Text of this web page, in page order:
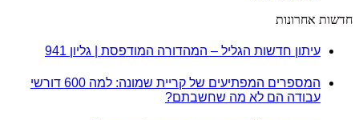
חדשות אחרונות
עיתון חדשות הגליל – המהדורה המודפסת | גליון 941
המספרים המפתיעים של קריית שמונה: למה 600 דורשי
עבודה הם לא מה שחשבתם?